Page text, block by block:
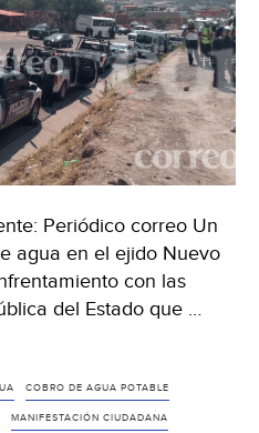
Periódico correo Un
agua en el ejido Nuevo
con las
del Estado que …
COBRO DE AGUA POTABLE
MANIFESTACIÓN CIUDADANA